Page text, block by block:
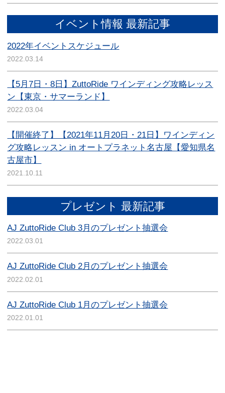
イベント情報 最新記事
2022年イベントスケジュール
2022.03.14
【5月7日・8日】ZuttoRide ワインディング攻略レッス
ン【東京・サマーランド】
2022.03.04
【開催終了】【2021年11月20日・21日】ワインディン
グ攻略レッスン in オートプラネット名古屋【愛知県名
古屋市】
2021.10.11
プレゼント 最新記事
AJ ZuttoRide Club 3月のプレゼント抽選会
2022.03.01
AJ ZuttoRide Club 2月のプレゼント抽選会
2022.02.01
AJ ZuttoRide Club 1月のプレゼント抽選会
2022.01.01